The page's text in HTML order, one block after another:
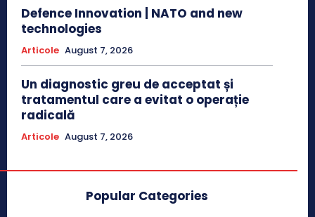
Defence Innovation | NATO and new
technologies
Articole August 7, 2026
Un diagnostic greu de acceptat și
tratamentul care a evitat o operație
radicală
Articole August 7, 2026
Popular Categories